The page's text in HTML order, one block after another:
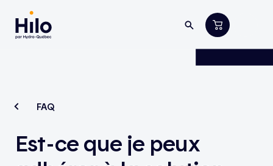
FAQ
Est-ce que je peux